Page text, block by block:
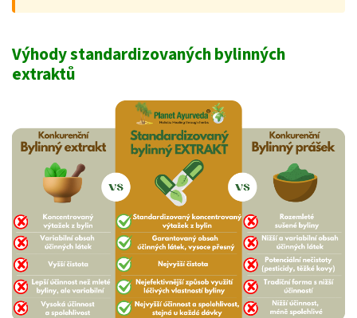
Výhody standardizovaných bylinných
extraktů